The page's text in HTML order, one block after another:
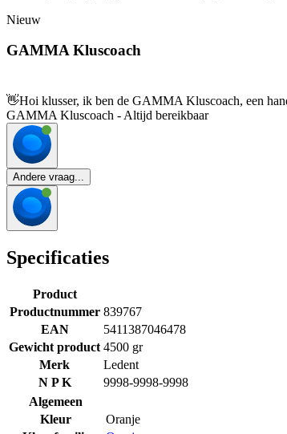
Nieuw
GAMMA Kluscoach
👋Hoi klusser, ik ben de GAMMA Kluscoach, een
GAMMA Kluscoach - Altijd bereikbaar
Andere vraag...
Specificaties
Product
Productnummer 839767
EAN
5411387046478
Gewicht product 4500 gr
Merk
Ledent
N P K
9998-9998-9998
Algemeen
Kleur
Oranje